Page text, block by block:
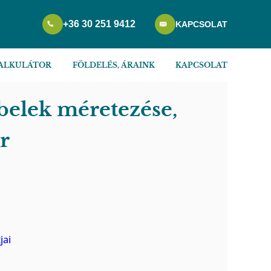
+36 30 251 9412 KAPCSOLAT
FÖLDELÉS, ÁRAINK KAPCSOLAT
méretezése,